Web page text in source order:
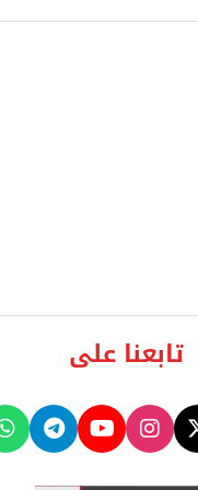
تابعنا على